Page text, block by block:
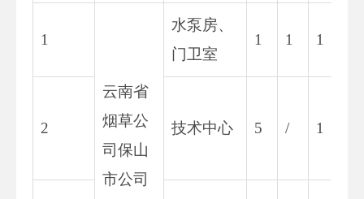
1
云南省
烟草公
司保山
市公司
水泵房、
门卫室
1 1 1
2 技术中心 5 / 1